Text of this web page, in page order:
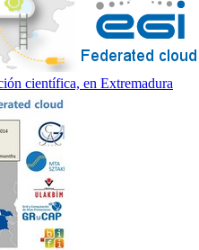
científica, en Extremadura